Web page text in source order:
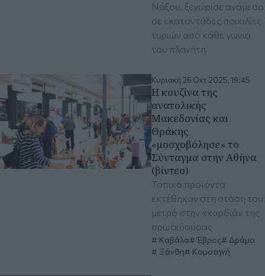
Νάξου, ξεχώρισε ανάμεσα
σε εκατοντάδες ποικιλίες
τυριών από κάθε γωνιά
του πλανήτη
Κυριακή 26 Οκτ 2025, 19:45
Η κουζίνα της
ανατολικής
Μακεδονίας και
Θράκης
«μοσχοβόλησε» το
Σύνταγμα στην Αθήνα
(βίντεο)
Τοπικά προϊόντα
εκτέθηκαν στη στάση του
μετρό στην «καρδιά» της
πρωτεύουσας
Καβάλα Έβρος
Δράμα
Ξάνθη
Κομοτηνή